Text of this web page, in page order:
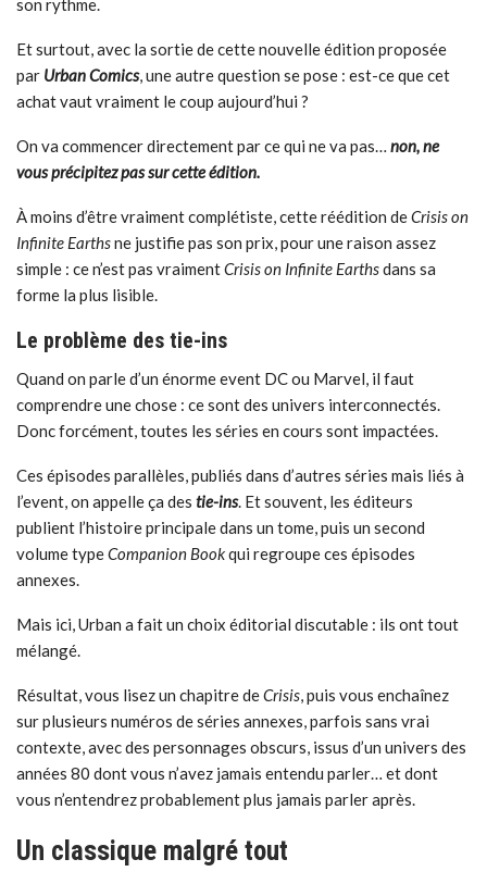
son rythme.
Et surtout, avec la sortie de cette nouvelle édition proposée
par Urban Comics, une autre question se pose : est-ce que cet
achat vaut vraiment le coup aujourd’hui ?
On va commencer directement par ce qui ne va pas… non, ne
vous précipitez pas sur cette édition.
À moins d’être vraiment complétiste, cette réédition deCrisis on
Infinite Earthsne justifie pas son prix, pour une raison assez
simple : ce n’est pas vraimentCrisis on Infinite Earthsdans sa
forme la plus lisible.
Le problème des tie-ins
Quand on parle d’un énorme event DC ou Marvel, il faut
comprendre une chose : ce sont des univers interconnectés.
Donc forcément, toutes les séries en cours sont impactées.
Ces épisodes parallèles, publiés dans d’autres séries mais liés à
l’event, on appelle ça des tie-ins. Et souvent, les éditeurs
publient l’histoire principale dans un tome, puis un second
volume typeCompanion Bookqui regroupe ces épisodes
annexes.
Mais ici, Urban a fait un choix éditorial discutable : ils ont tout
mélangé.
Résultat, vous lisez un chapitre deCrisis, puis vous enchaînez
sur plusieurs numéros de séries annexes, parfois sans vrai
contexte, avec des personnages obscurs, issus d’un univers des
années 80 dont vous n’avez jamais entendu parler… et dont
vous n’entendrez probablement plus jamais parler après.
Un classique malgré tout